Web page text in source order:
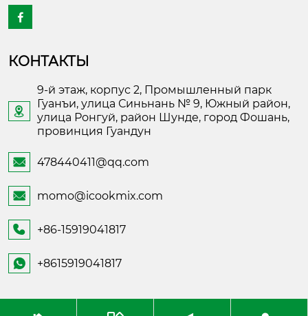

КОНТАКТЫ

9-й этаж, корпус 2, Промышленный парк
Гуанъи, улица Синьнань № 9, Южный район,
улица Ронгуй, район Шунде, город Фошань,
провинция Гуандун
 478440411@qq.com
 momo@icookmix.com
 +86-15919041817
 +8615919041817